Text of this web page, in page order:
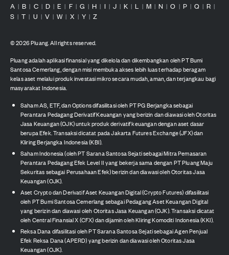
A | B | C | D | E | F | G | H | I | J | K | L | M | N | O | P | Q | R |
S | T | U | V | W | X | Y | Z
©2026Pluang. All rights reserved.
Pluang adalah aplikasi finansial yang dikelola dan dikembangkan oleh PT Bumi
Santosa Cemerlang, dengan misi membuka akses lebih luas terhadap beragam
kelas aset melalui produk investasi mikro secara mudah, aman, dan terjangkau bagi
masyarakat Indonesia.
Saham AS, ETF, dan Options difasilitasi oleh PT PG Berjangka sebagai
Perantara Pedagang Derivatif Keuangan yang berizin dan diawasi oleh Otoritas
Jasa Keuangan (OJK) untuk produk derivatif keuangan dengan aset dasar
berupa Efek. Transaksi dicatat pada Jakarta Futures Exchange (JFX) dan
Kliring Berjangka Indonesia (KBI).
Saham Indonesia (oleh PT Sarana Santosa Sejati sebagai Mitra Pemasaran
Perantara Pedagang Efek Level II yang bekerja sama dengan PT Pluang Maju
Sekuritas sebagai Perusahaan Efek) berizin dan diawasi oleh Otoritas Jasa
Keuangan (OJK).
Aset Crypto dan Derivatif Aset Keuangan Digital (Crypto Futures) difasilitasi
oleh PT Bumi Santosa Cemerlang sebagai Pedagang Aset Keuangan Digital
yang berizin dan diawasi oleh Otoritas Jasa Keuangan (OJK). Transaksi dicatat
oleh Central Finansial X (CFX) dan dijamin oleh Kliring Komoditi Indonesia (KKI).
Reksa Dana difasilitasi oleh PT Sarana Santosa Sejati sebagai Agen Penjual
Efek Reksa Dana (APERD) yang berizin dan diawasi oleh Otoritas Jasa
Keuangan (OJK).